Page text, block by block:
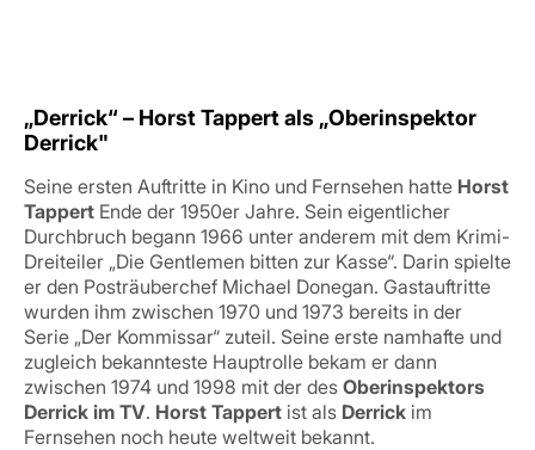
„Derrick“ – Horst Tappert als „Oberinspektor
Derrick"
Seine ersten Auftritte in Kino und Fernsehen hatte Horst
Tappert Ende der 1950er Jahre. Sein eigentlicher
Durchbruch begann 1966 unter anderem mit dem Krimi-
Dreiteiler „Die Gentlemen bitten zur Kasse“. Darin spielte
er den Posträuberchef Michael Donegan. Gastauftritte
wurden ihm zwischen 1970 und 1973 bereits in der
Serie „Der Kommissar“ zuteil. Seine erste namhafte und
zugleich bekannteste Hauptrolle bekam er dann
zwischen 1974 und 1998 mit der des Oberinspektors
Derrick im TV. Horst Tappert ist als Derrick im
Fernsehen noch heute weltweit bekannt.